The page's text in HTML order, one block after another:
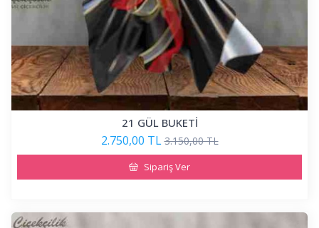
21 GÜL BUKETİ
2.750,00 TL 3.150,00 TL
Sipariş Ver